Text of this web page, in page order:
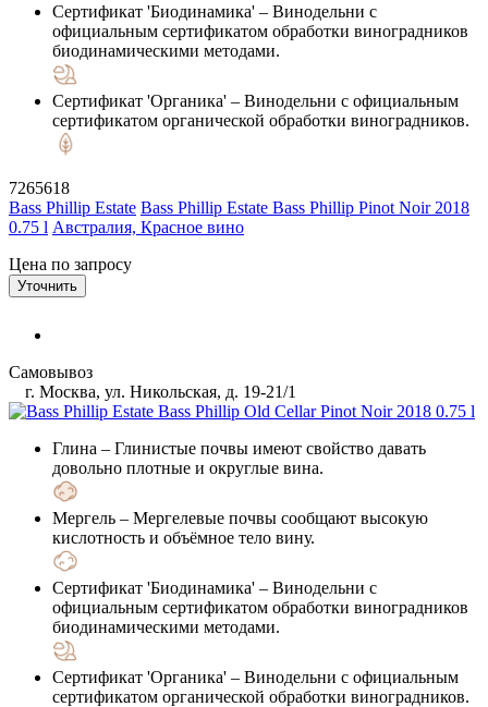
Сертификат 'Биодинамика' – Винодельни с
официальным сертификатом обработки виноградников
биодинамическими методами.
Сертификат 'Органика' – Винодельни с официальным
сертификатом органической обработки виноградников.
7265618
Bass Phillip Estate Bass Phillip Estate Bass Phillip Pinot Noir 2018
0.75 l Австралия, Красное вино
Цена по запросу
Уточнить
Самовывоз
г. Москва, ул. Никольская, д. 19-21/1
Глина – Глинистые почвы имеют свойство давать
довольно плотные и округлые вина.
Мергель – Мергелевые почвы сообщают высокую
кислотность и объёмное тело вину.
Сертификат 'Биодинамика' – Винодельни с
официальным сертификатом обработки виноградников
биодинамическими методами.
Сертификат 'Органика' – Винодельни с официальным
сертификатом органической обработки виноградников.